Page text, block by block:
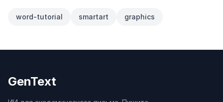
word-tutorial smartart graphics
GenText